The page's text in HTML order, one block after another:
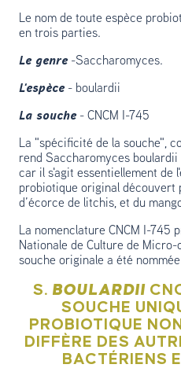
Le nom de toute espèce
en trois parties.
Le genre-Saccharomyces.
L'espèce- boulardii
La souche- CNCM I-745
La "spécificité de la souche",
rend Saccharomyces
car il s'agit essentiellement de
probiotique original découvert
d’écorce de litchis, et du
La nomenclature CNCM I-745
Nationale de Culture de
souche originale a été
S. BOULARDII
SOUCHE
PROBIOTIQUE
DIFFÈRE DES
BACTÉRIENS